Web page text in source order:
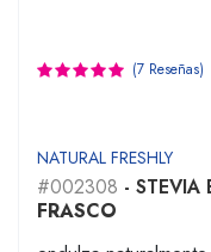
(7 Reseñas)
NATURAL FRESHLY
#002308 -
FRASCO